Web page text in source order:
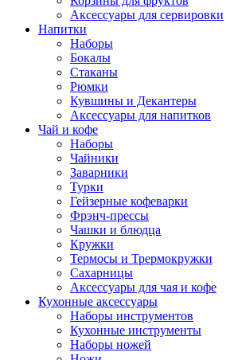
Аксессуары для сервировки
Напитки
Наборы
Бокалы
Стаканы
Рюмки
Кувшины и Декантеры
Аксессуары для напитков
Чай и кофе
Наборы
Чайники
Заварники
Турки
Гейзерные кофеварки
Фрэнч-прессы
Чашки и блюдца
Кружки
Термосы и Трермокружки
Сахарницы
Аксессуары для чая и кофе
Кухонные аксессуары
Наборы инструментов
Кухонные инструменты
Наборы ножей